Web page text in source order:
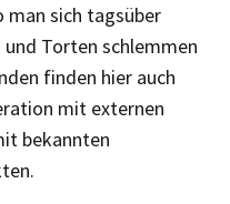
man sich tagsüber
Torten schlemmen
finden hier auch
mit externen
bekannten